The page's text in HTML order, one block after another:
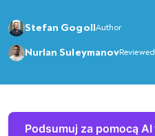
Stefan GogollAuthor
Nurlan SuleymanovReviewed
Podsumuj za pomocą AI